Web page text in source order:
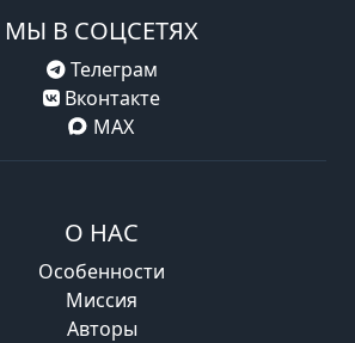
МЫ В СОЦСЕТЯХ
Телеграм
Вконтакте
MAX
О НАС
Особенности
Миссия
Авторы